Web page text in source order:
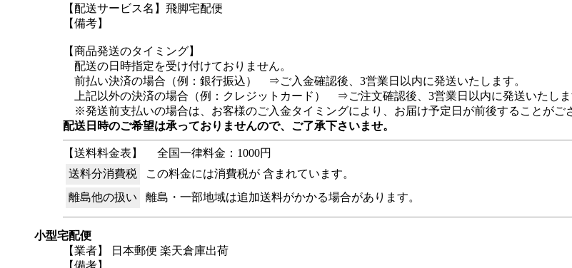
【配送サービス名】飛脚宅配便
【備考】
【商品発送のタイミング】
配送の日時指定を受け付けておりません。
前払い決済の場合（例：銀行振込） ⇒ご入金確認後、3営業日以内に発送いたします。
上記以外の決済の場合（例：クレジットカード） ⇒ご注文確認後、3営業日以内に発送いたしま
※発送前支払いの場合は、お客様のご入金タイミングにより、お届け予定日が前後することがご
配送日時のご希望は承っておりませんので、ご了承下さいませ。
【送料料金表】
全国一律料金：1000円
送料分消費税
この料金には消費税が 含まれています。
離島他の扱い
離島・一部地域は追加送料がかかる場合があります。
小型宅配便
【業者】 日本郵便 楽天倉庫出荷
【備考】